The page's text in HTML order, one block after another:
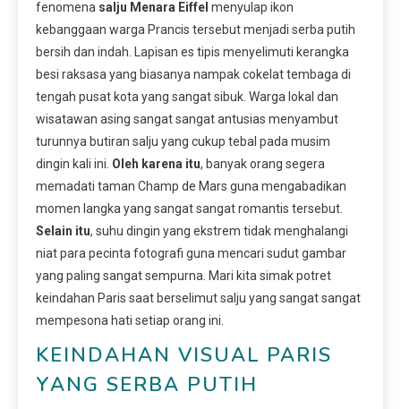
fenomena salju Menara Eiffel menyulap ikon
kebanggaan warga Prancis tersebut menjadi serba putih
bersih dan indah. Lapisan es tipis menyelimuti kerangka
besi raksasa yang biasanya nampak cokelat tembaga di
tengah pusat kota yang sangat sibuk. Warga lokal dan
wisatawan asing sangat sangat antusias menyambut
turunnya butiran salju yang cukup tebal pada musim
dingin kali ini. Oleh karena itu, banyak orang segera
memadati taman Champ de Mars guna mengabadikan
momen langka yang sangat sangat romantis tersebut.
Selain itu, suhu dingin yang ekstrem tidak menghalangi
niat para pecinta fotografi guna mencari sudut gambar
yang paling sangat sempurna. Mari kita simak potret
keindahan Paris saat berselimut salju yang sangat sangat
mempesona hati setiap orang ini.
KEINDAHAN VISUAL PARIS
YANG SERBA PUTIH